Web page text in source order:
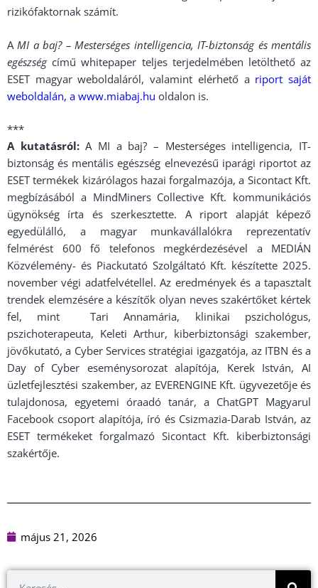
rizikófaktornak számít.
A MI a baj? – Mesterséges intelligencia, IT-biztonság és mentális
egészségcímű whitepaper teljes terjedelmében letölthető az
ESET magyar weboldaláról, valamint elérhető ariport saját
weboldalán, a www.miabaj.hu oldalon is.
***
A kutatásról:A MI a baj? – Mesterséges intelligencia, IT-
biztonság és mentális egészség elnevezésű iparági riportot az
ESET termékek kizárólagos hazai forgalmazója, a Sicontact Kft.
megbízásából a MindMiners Collective Kft. kommunikációs
ügynökség írta és szerkesztette. A riport alapját képező
egyedülálló, a magyar munkavállalókra reprezentatív
felmérést 600 fő telefonos megkérdezésével a MEDIÁN
Közvélemény- és Piackutató Szolgáltató Kft. készítette 2025.
november végi adatfelvétellel. Az eredmények és a tapasztalt
trendek elemzésére a készítők olyan neves szakértőket kértek
fel, mint Tari Annamária, klinikai pszichológus,
pszichoterapeuta, Keleti Arthur, kiberbiztonsági szakember,
jövőkutató, a Cyber Services stratégiai igazgatója, az ITBN és a
Day of Cyber eseménysorozat alapítója, Kerek István, AI
üzletfejlesztési szakember, az EVERENGINE Kft. ügyvezetője és
tulajdonosa, egyetemi óraadó tanár, a ChatGPT Magyarul
Facebook csoport alapítója, író és Csizmazia-Darab István, az
ESET termékeket forgalmazó Sicontact Kft. kiberbiztonsági
szakértője.
május 21, 2026